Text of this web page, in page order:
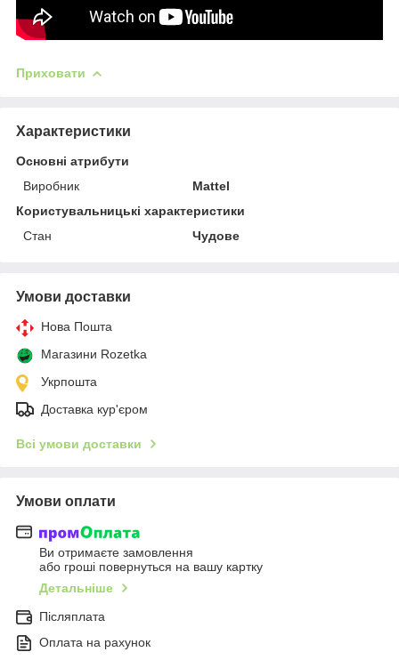
Приховати
Характеристики
Основні атрибути
Виробник
Mattel
Користувальницькі характеристики
Стан
Чудове
Умови доставки
Нова Пошта
Магазини Rozetka
Укрпошта
Доставка кур'єром
Всі умови доставки
Умови оплати
Ви отримаєте замовлення
або гроші повернуться на вашу картку
Детальніше
Післяплата
Оплата на рахунок